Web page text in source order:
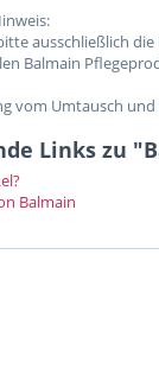
ausschließlich
Balmain
vom Umtausch und
Links zu
Balmain